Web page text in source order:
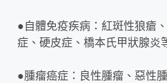
●自體免疫疾病：紅斑性狼瘡
症、硬皮症、橋本氏甲狀腺炎
●腫瘤癌症：良性腫瘤、惡性